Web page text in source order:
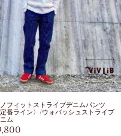
フィットストライプデニムパンツ
定番ライン〉/ウォバッシュストライプ
ム